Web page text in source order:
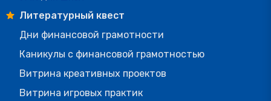
Литературный квест
Дни финансовой грамотности
Каникулы с финансовой грамотностью
Витрина креативных проектов
Витрина игровых практик